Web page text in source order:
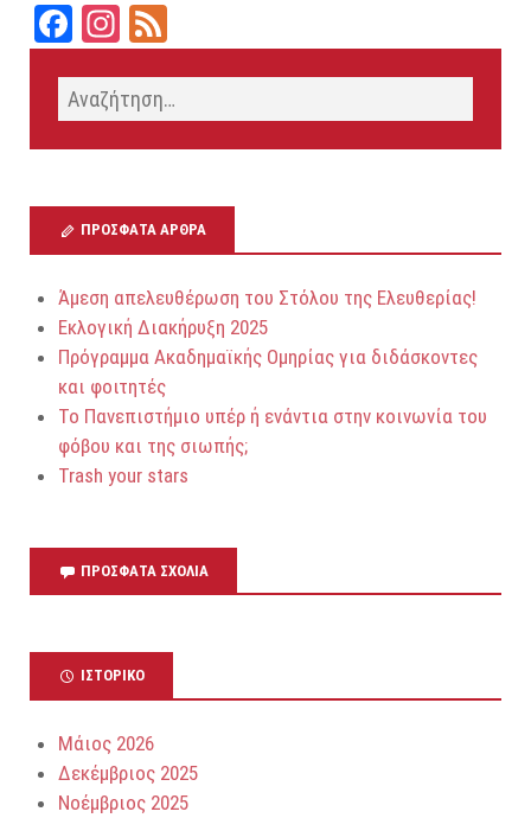
Fa
ce
bo
ok
In
st
ag
ra
ed
ΠΡΌΣΦΑΤΑ ΆΡΘΡΑ
Άμεση απελευθέρωση του Στόλου της Ελευθερίας!
Εκλογική Διακήρυξη 2025
Πρόγραμμα Ακαδημαϊκής Ομηρίας για διδάσκοντες
και φοιτητές
Το Πανεπιστήμιο υπέρ ή ενάντια στην κοινωνία του
φόβου και της σιωπής;
Trash your stars
ΠΡΌΣΦΑΤΑ ΣΧΌΛΙΑ
ΙΣΤΟΡΙΚΌ
Μάιος 2026
Δεκέμβριος 2025
Νοέμβριος 2025